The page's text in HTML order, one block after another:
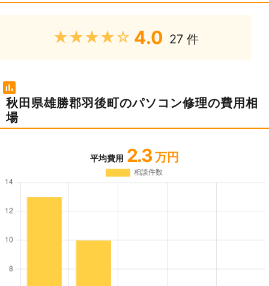
★★★★★ 4.0 27 件
秋田県雄勝郡羽後町のパソコン修理の費用相
場
平均費用 2.3 万円